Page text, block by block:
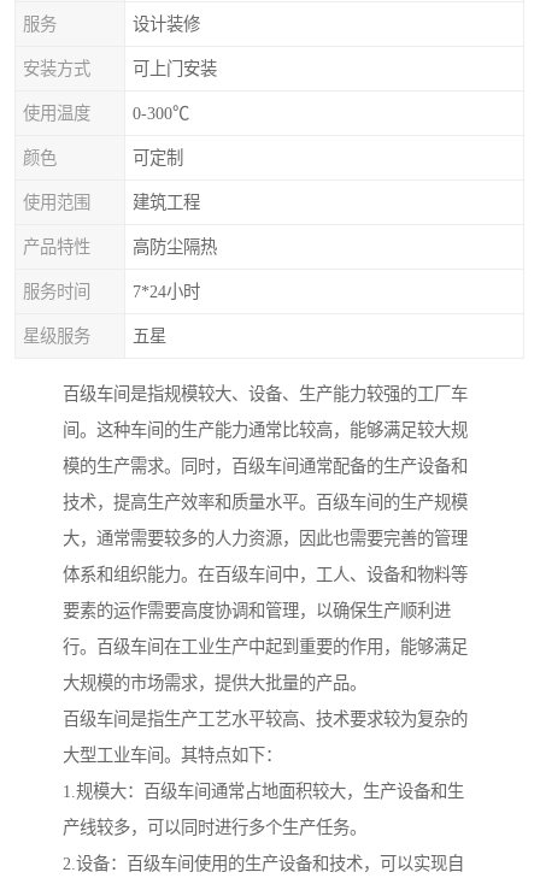
服务 设计装修
安装方式 可上门安装
使用温度 0-300℃
颜色 可定制
使用范围 建筑工程
产品特性 高防尘隔热
服务时间 7*24小时
星级服务 五星
百级车间是指规模较大、设备、生产能力较强的工厂车
间。这种车间的生产能力通常比较高，能够满足较大规
模的生产需求。同时，百级车间通常配备的生产设备和
技术，提高生产效率和质量水平。百级车间的生产规模
大，通常需要较多的人力资源，因此也需要完善的管理
体系和组织能力。在百级车间中，工人、设备和物料等
要素的运作需要高度协调和管理，以确保生产顺利进
行。百级车间在工业生产中起到重要的作用，能够满足
大规模的市场需求，提供大批量的产品。
百级车间是指生产工艺水平较高、技术要求较为复杂的
大型工业车间。其特点如下：
1.规模大：百级车间通常占地面积较大，生产设备和生
产线较多，可以同时进行多个生产任务。
2.设备：百级车间使用的生产设备和技术，可以实现自